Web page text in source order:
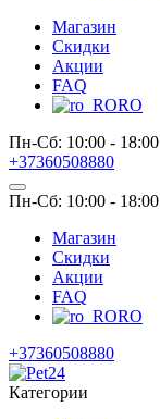
Магазин
Скидки
Акции
FAQ
RO
Пн-Сб: 10:00 - 18:00
+37360508880
Пн-Сб: 10:00 - 18:00
Магазин
Скидки
Акции
FAQ
RO
+37360508880
Категории